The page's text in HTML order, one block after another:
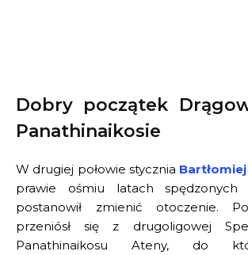
Dobry początek
Panathinaikosie
W drugiej połowie stycznia
prawie ośmiu latach spędzonych
postanowił zmienić otoczenie.
przeniósł się z drugoligowej
Panathinaikosu Ateny, do